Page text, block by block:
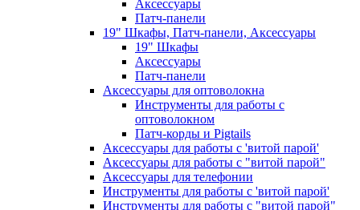
Аксессуары
Патч-панели
19" Шкафы, Патч-панели, Аксессуары
19" Шкафы
Аксессуары
Патч-панели
Аксессуары для оптоволокна
Инструменты для работы с
оптоволокном
Патч-корды и Pigtails
Аксессуары для работы с 'витой парой'
Аксессуары для работы с "витой парой"
Аксессуары для телефонии
Инструменты для работы с 'витой парой'
Инструменты для работы с "витой парой"